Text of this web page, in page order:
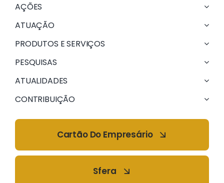
AÇÕES
ATUAÇÃO
PRODUTOS E SERVIÇOS
PESQUISAS
ATUALIDADES
CONTRIBUIÇÃO
Cartão Do Empresário
Sfera